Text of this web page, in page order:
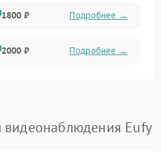
1800 ₽ Подробнее →
2000 ₽ Подробнее →
Eufy